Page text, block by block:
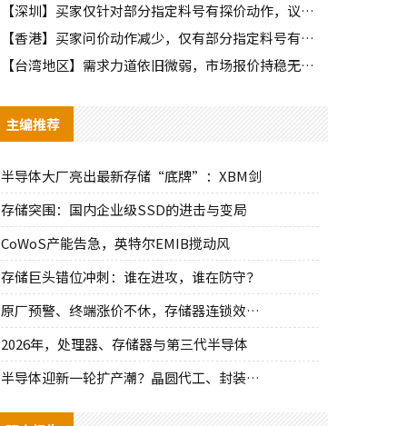
【深圳】买家仅针对部分指定料号有探价动作，议价动作有所减少
【香港】买家问价动作减少，仅有部分指定料号有零星询单动作
【台湾地区】需求力道依旧微弱，市场报价持稳无明显波动
主编推荐
半导体大厂亮出最新存储“底牌”：XBM剑
存储突围：国内企业级SSD的进击与变局
CoWoS产能告急，英特尔EMIB搅动风
存储巨头错位冲刺：谁在进攻，谁在防守？
原厂预警、终端涨价不休，存储器连锁效应持
2026年，处理器、存储器与第三代半导体
半导体迎新一轮扩产潮？晶圆代工、封装、光